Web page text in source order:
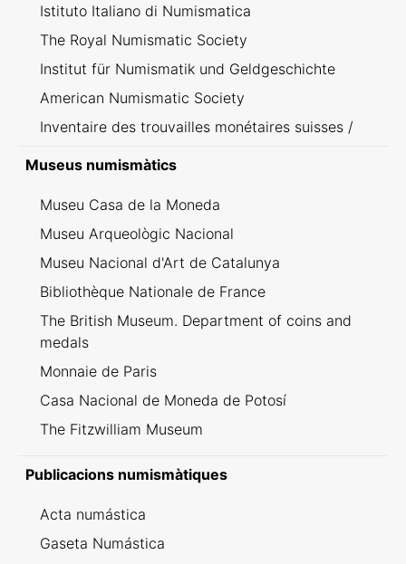
Istituto Italiano di Numismatica
The Royal Numismatic Society
Institut für Numismatik und Geldgeschichte
American Numismatic Society
Inventaire des trouvailles monétaires suisses /
Museus numismàtics
Museu Casa de la Moneda
Museu Arqueològic Nacional
Museu Nacional d'Art de Catalunya
Bibliothèque Nationale de France
The British Museum. Department of coins and
medals
Monnaie de Paris
Casa Nacional de Moneda de Potosí
The Fitzwilliam Museum
Publicacions numismàtiques
Acta numástica
Gaseta Numástica